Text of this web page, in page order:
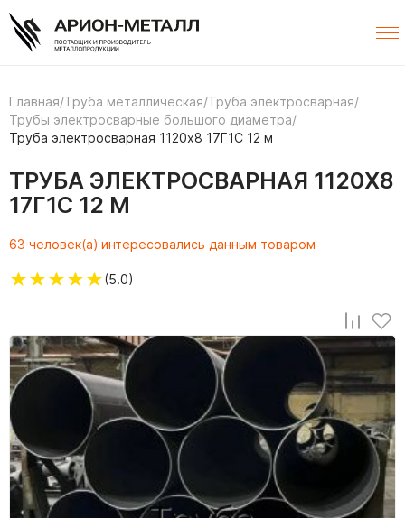
Главная/Труба металлическая/Труба электросварная/
Трубы электросварные большого диаметра/
Труба электросварная 1120х8 17Г1С 12 м
ТРУБА ЭЛЕКТРОСВАРНАЯ 1120Х8
17Г1С 12 М
63 человек(а) интересовались данным товаром
★★★★★(5.0)